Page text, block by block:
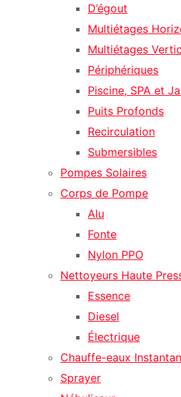
D’égout
Multiétages
Multiétages
Périphériques
Piscine, SPA et
Puits Profonds
Recirculation
Submersibles
Pompes Solaires
Corps de Pompe
Alu
Fonte
Nylon PPO
Nettoyeurs Haute
Essence
Diesel
Électrique
Chauffe-eaux
Sprayer